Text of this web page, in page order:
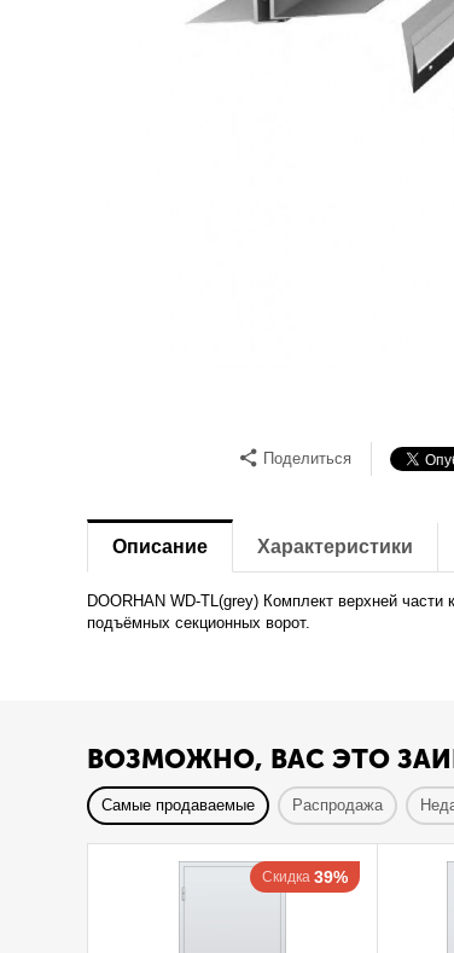
Поделиться
Описание Характеристики
DOORHAN WD-TL(grey) Комплект верхней
подъёмных секционных ворот.
ВОЗМОЖНО, ВАС ЭТО
Самые продаваемые Распродажа
Скидка 39%